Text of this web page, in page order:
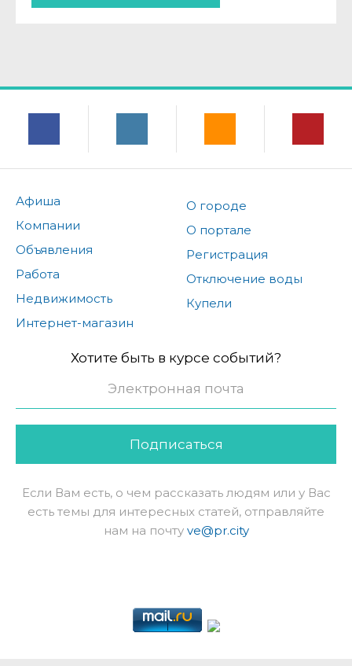
Афиша
Компании
Объявления
Работа
Недвижимость
Интернет-магазин
О городе
О портале
Регистрация
Отключение воды
Купели
Хотите быть в курсе событий?
Подписаться
Если Вам есть, о чем рассказать людям или у Вас
есть темы для интересных статей, отправляйте
нам на почту ve@pr.city